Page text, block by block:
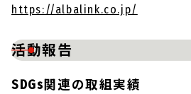
https://albalink.co.jp/
活動報告
SDGs関連の取組実績